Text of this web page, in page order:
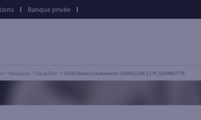
Banque privée
Vaucluse Cavaillon Distributeur/automate CAVAILLON 12 PL GAMBETTA